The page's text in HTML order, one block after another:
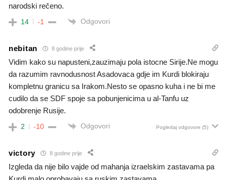
narodski rečeno.
14 -1 Odgovori
nebitan 8 godine prije
Vidim kako su napusteni,zauzimaju pola istocne Sirije.Ne mogu
da razumim ravnodusnost Asadovaca gdje im Kurdi blokiraju
kompletnu granicu sa Irakom.Nesto se opasno kuha i ne bi me
cudilo da se SDF spoje sa pobunjenicima u al-Tanfu uz
odobrenje Rusije.
2 -10 Odgovori Pogledaj odgovore (5)
victory 8 godine prije
Izgleda da nije bilo vajde od mahanja izraelskim zastavama pa